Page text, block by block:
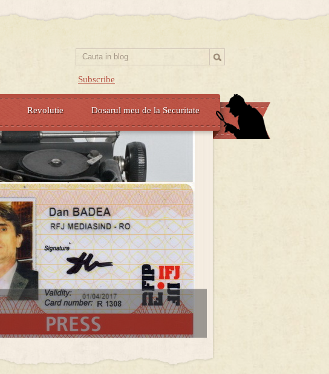
Subscribe
Revolutie Dosarul meu de la Securitate